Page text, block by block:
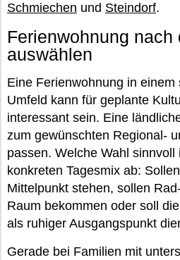
Schmiechen und Steindorf.
Ferienwohnung nach
auswählen
Eine Ferienwohnung in
Umfeld kann für geplante
interessant sein. Eine
zum gewünschten Regional-
passen. Welche Wahl sinnvoll
konkreten Tagesmix ab:
Mittelpunkt stehen, sollen
Raum bekommen oder soll
als ruhiger Ausgangspunkt
Gerade bei Familien mit